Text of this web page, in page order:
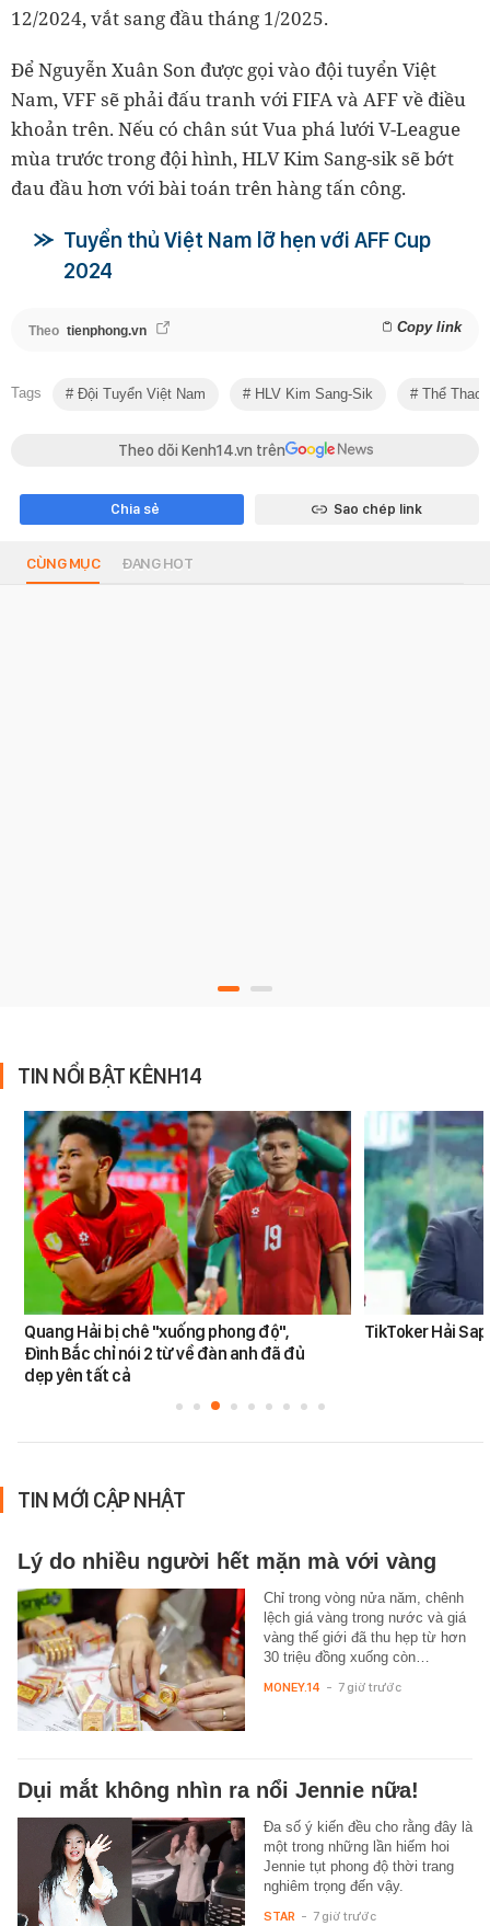
12/2024, vắt sang đầu tháng 1/2025.
Để Nguyễn Xuân Son được gọi vào đội tuyển Việt
Nam, VFF sẽ phải đấu tranh với FIFA và AFF về điều
khoản trên. Nếu có chân sút Vua phá lưới V-League
mùa trước trong đội hình, HLV Kim Sang-sik sẽ bớt
đau đầu hơn với bài toán trên hàng tấn công.
Tuyển thủ Việt Nam lỡ hẹn với AFF Cup
2024
Theo tienphong.vn Copy link
Tags Đội Tuyển Việt Nam HLV Kim Sang-Sik Thể Thao
Theo dõi Kenh14.vn trên
Chia sẻ Sao chép link
CÙNG MỤC ĐANG HOT
TIN NỔI BẬT KÊNH14
Quang Hải bị chê "xuống phong độ",
Đình Bắc chỉ nói 2 từ về đàn anh đã đủ
dẹp yên tất cả
TikToker Hải
TIN MỚI CẬP NHẬT
Lý do nhiều người hết mặn mà với vàng
Chỉ trong vòng nửa năm, chênh
lệch giá vàng trong nước và giá
vàng thế giới đã thu hẹp từ hơn
30 triệu đồng xuống còn…
MONEY.14 - 7 giờ trước
Dụi mắt không nhìn ra nổi Jennie nữa!
Đa số ý kiến đều cho rằng đây là
một trong những lần hiếm hoi
Jennie tụt phong độ thời trang
nghiêm trọng đến vậy.
STAR - 7 giờ trước